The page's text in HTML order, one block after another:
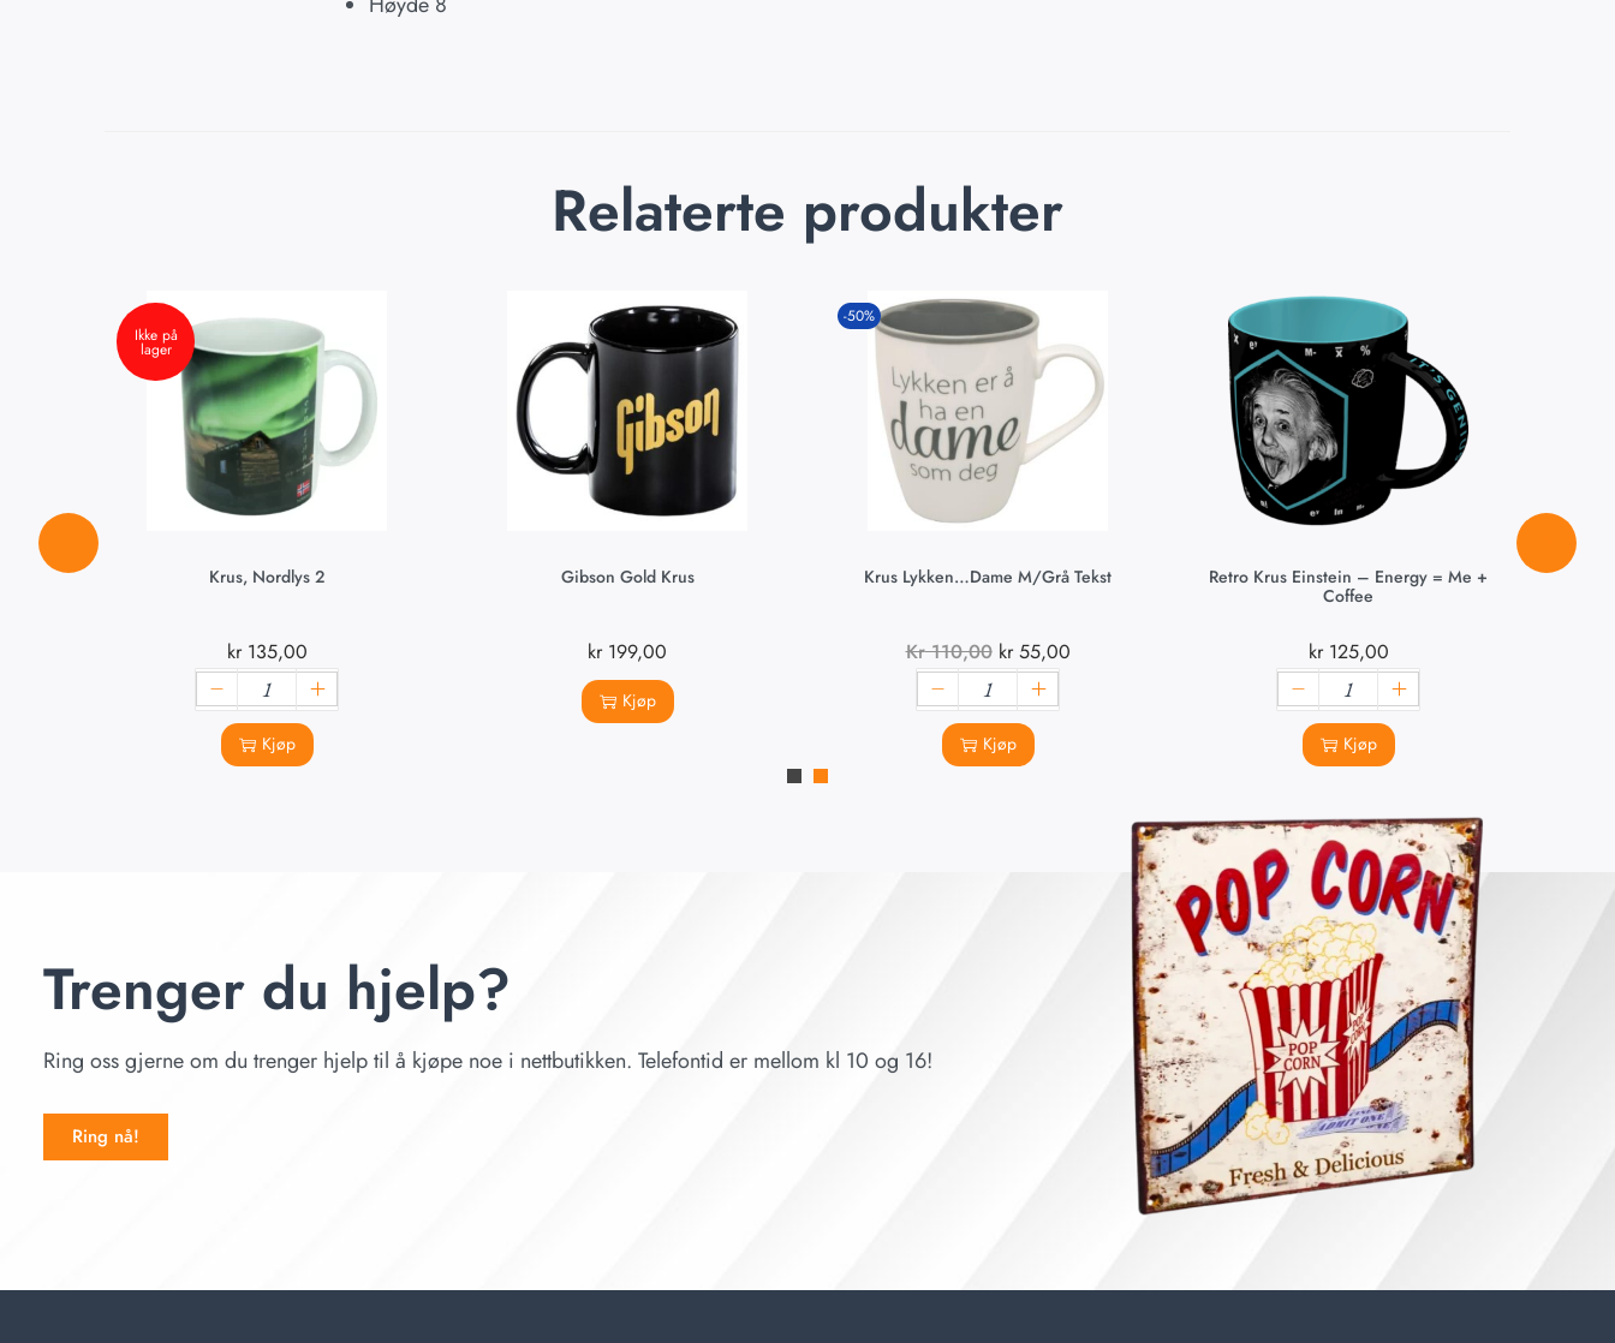
Relaterte produkter
Ikke på
lager
Krus, Nordlys 2
kr135,00
Kjøp
Gibson Gold Krus
kr199,00
Kjøp
-50%
Krus Lykken…dame M/grå Tekst
Kr110,00 kr55,00
Kjøp
Retro Krus Einstein – Energy = Me +
Coffee
kr125,00
Kjøp
Trenger du hjelp?
Ring oss gjerne om du trenger hjelp til å kjøpe noe i nettbutikken. Telefontid er mellom kl 10 og 16!
Ring nå!